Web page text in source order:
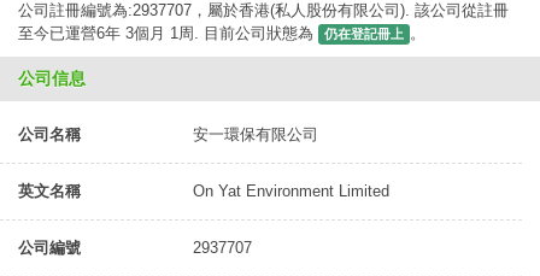
公司註冊編號為:2937707，屬於香港(私人股份有限公司). 該公司從註冊
至今已運營6年 3個月 1周. 目前公司狀態為
仍在登記冊上 。
公司信息
公司名稱 安一環保有限公司
英文名稱 On Yat Environment Limited
公司編號 2937707